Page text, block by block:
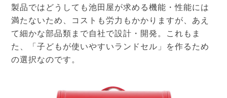
製品ではどうしても池田屋が求める機能・性能には
満たないため、コストも労力もかかりますが、あえ
て細かな部品類まで自社で設計・開発。これもま
た、「子どもが使いやすいランドセル」を作るため
の選択なのです。